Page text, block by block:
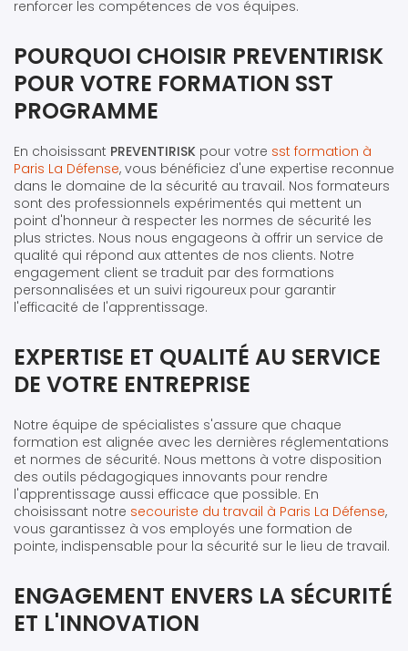
renforcer les compétences de vos équipes.
POURQUOI CHOISIR PREVENTIRISK
POUR VOTRE FORMATION SST
PROGRAMME
En choisissant PREVENTIRISK pour votre sst formation à
Paris La Défense, vous bénéficiez d'une expertise reconnue
dans le domaine de la sécurité au travail. Nos formateurs
sont des professionnels expérimentés qui mettent un
point d'honneur à respecter les normes de sécurité les
plus strictes. Nous nous engageons à offrir un service de
qualité qui répond aux attentes de nos clients. Notre
engagement client se traduit par des formations
personnalisées et un suivi rigoureux pour garantir
l'efficacité de l'apprentissage.
EXPERTISE ET QUALITÉ AU SERVICE
DE VOTRE ENTREPRISE
Notre équipe de spécialistes s'assure que chaque
formation est alignée avec les dernières réglementations
et normes de sécurité. Nous mettons à votre disposition
des outils pédagogiques innovants pour rendre
l'apprentissage aussi efficace que possible. En
choisissant notre secouriste du travail à Paris La Défense,
vous garantissez à vos employés une formation de
pointe, indispensable pour la sécurité sur le lieu de travail.
ENGAGEMENT ENVERS LA SÉCURITÉ
ET L'INNOVATION